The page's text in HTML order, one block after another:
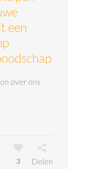
een
over ons
3 Delen